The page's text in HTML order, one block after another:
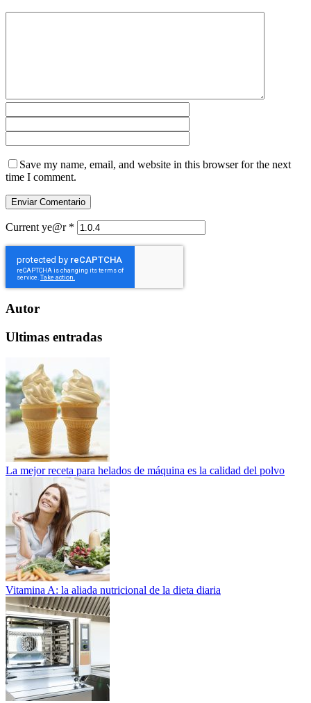
Save my name, email, and website in this browser for the next
time I comment.
Current ye@r *
Autor
Ultimas entradas
La mejor receta para helados de máquina es la calidad del polvo
Vitamina A: la aliada nutricional de la dieta diaria